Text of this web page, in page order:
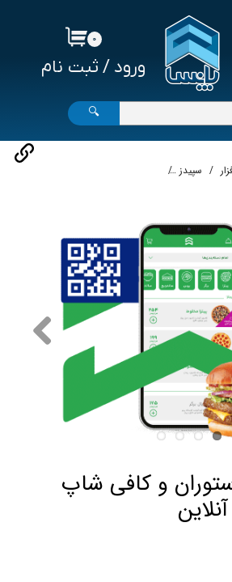
ورود / ثبت نام
۰
🔍
سپیدز
و کافی شاپ